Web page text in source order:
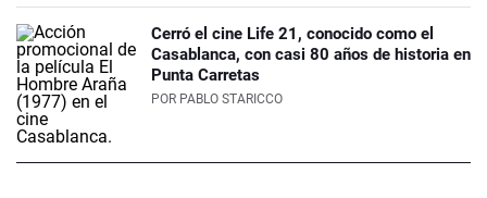
Cerró el cine Life 21, conocido como el
Casablanca, con casi 80 años de historia en
Punta Carretas
POR PABLO STARICCO